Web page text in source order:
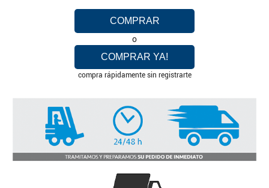
COMPRAR
o
COMPRAR YA!
compra rápidamente sin registrarte